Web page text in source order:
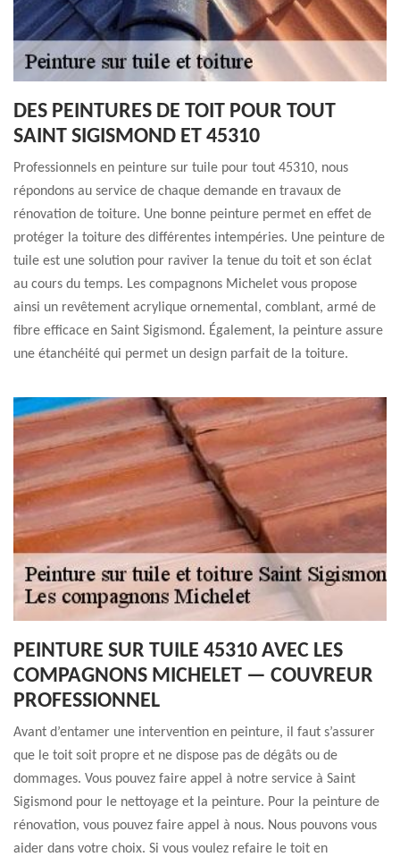
DES PEINTURES DE TOIT POUR TOUT
SAINT SIGISMOND ET 45310
Professionnels en peinture sur tuile pour tout 45310, nous
répondons au service de chaque demande en travaux de
rénovation de toiture. Une bonne peinture permet en effet de
protéger la toiture des différentes intempéries. Une peinture de
tuile est une solution pour raviver la tenue du toit et son éclat
au cours du temps. Les compagnons Michelet vous propose
ainsi un revêtement acrylique ornemental, comblant, armé de
fibre efficace en Saint Sigismond. Également, la peinture assure
une étanchéité qui permet un design parfait de la toiture.
PEINTURE SUR TUILE 45310 AVEC LES
COMPAGNONS MICHELET — COUVREUR
PROFESSIONNEL
Avant d’entamer une intervention en peinture, il faut s’assurer
que le toit soit propre et ne dispose pas de dégâts ou de
dommages. Vous pouvez faire appel à notre service à Saint
Sigismond pour le nettoyage et la peinture. Pour la peinture de
rénovation, vous pouvez faire appel à nous. Nous pouvons vous
aider dans votre choix. Si vous voulez refaire le toit en